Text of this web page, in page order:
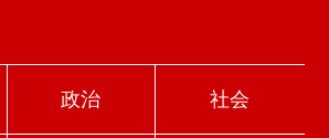
政治 社会